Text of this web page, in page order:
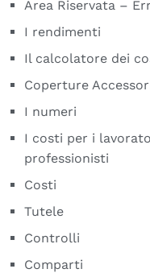
Area Riservata –
I rendimenti
Il calcolatore dei
Coperture
I numeri
I costi per i
professionisti
Costi
Tutele
Controlli
Comparti